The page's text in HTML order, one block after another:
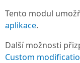
Tento modul
aplikace.
Další možnosti
Custom